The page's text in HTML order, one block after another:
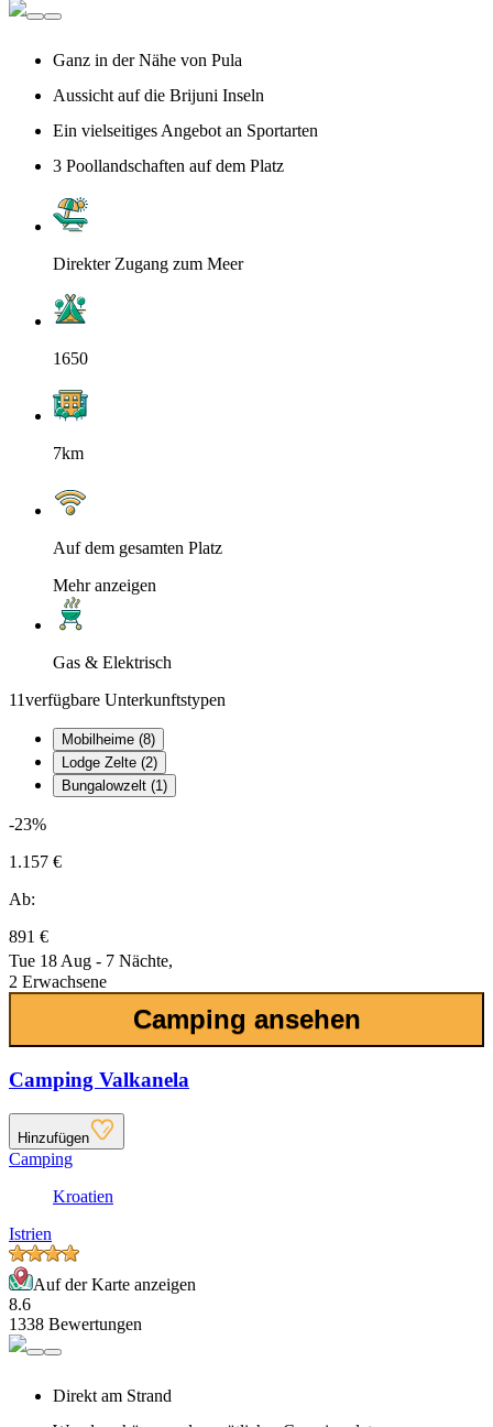
Ganz in der Nähe von Pula
Aussicht auf die Brijuni Inseln
Ein vielseitiges Angebot an Sportarten
3 Poollandschaften auf dem Platz
Direkter Zugang zum Meer
1650
7km
Auf dem gesamten Platz
Mehr anzeigen
Gas & Elektrisch
11verfügbare Unterkunftstypen
Mobilheime (8)
Lodge Zelte (2)
Bungalowzelt (1)
-23%
1.157 €
Ab:
891 €
Tue 18 Aug - 7 Nächte,
2 Erwachsene
Camping ansehen
Camping Valkanela
Hinzufügen
Camping
Kroatien
Istrien
Auf der Karte anzeigen
8.6
1338 Bewertungen
Direkt am Strand